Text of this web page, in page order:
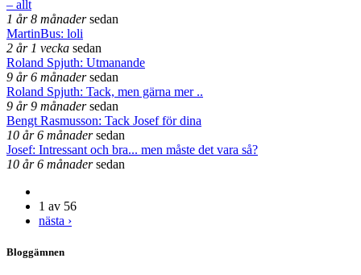
– allt
1 år 8 månadersedan
MartinBus: loli
2 år 1 vecka sedan
Roland Spjuth: Utmanande
9 år 6 månadersedan
Roland Spjuth: Tack, men gärna mer ..
9 år 9 månadersedan
Bengt Rasmusson: Tack Josef för dina
10 år 6 månadersedan
Josef: Intressant och bra... men måste det vara så?
10 år 6 månadersedan
1 av 56
nästa ›
Bloggämnen